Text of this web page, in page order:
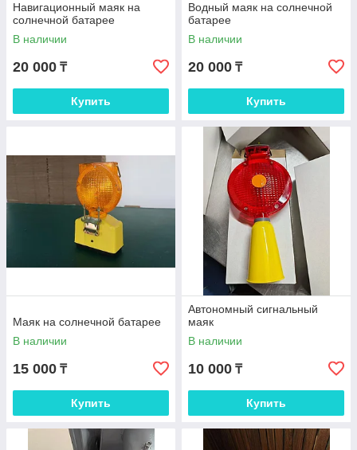
Навигационный маяк на
солнечной батарее
В наличии
20 000 ₸
Купить
Водный маяк на солнечной
батарее
В наличии
20 000 ₸
Купить
Маяк на солнечной батарее
В наличии
15 000 ₸
Купить
Автономный сигнальный
маяк
В наличии
10 000 ₸
Купить